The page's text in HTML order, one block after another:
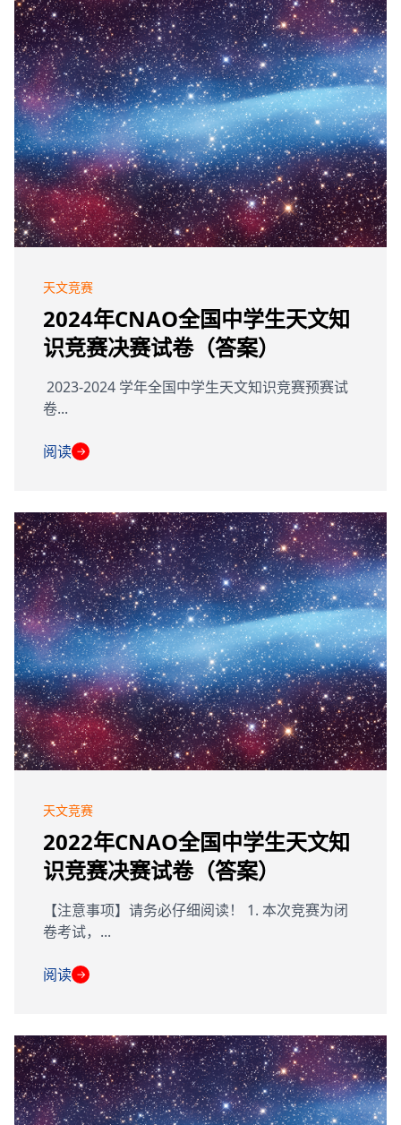
天文竞赛
2024年CNAO全国中学生天文知
识竞赛决赛试卷（答案）
2023-2024 学年全国中学生天文知识竞赛预赛试
卷...
阅读 →
天文竞赛
2022年CNAO全国中学生天文知
识竞赛决赛试卷（答案）
【注意事项】请务必仔细阅读！ 1. 本次竞赛为闭
卷考试，...
阅读 →